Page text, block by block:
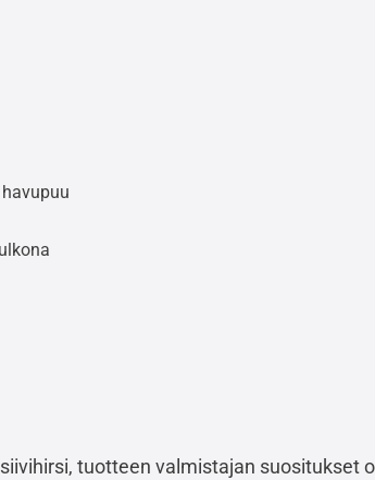
tuotteen valmistajan suositukset